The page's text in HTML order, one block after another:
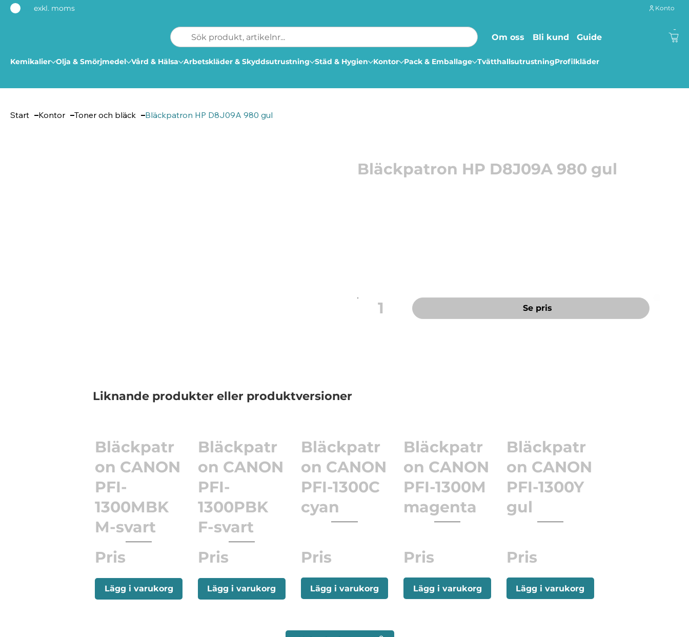
Konto
exkl. moms
Om oss Bli kund Guide
-
Kemikalier Olja & Smörjmedel Vård & Hälsa Arbetskläder & Skyddsutrustning Städ & Hygien Kontor Pack & Emballage TvätthallsutrustningProfilkläder
Start Kontor Toner och bläck Bläckpatron HP D8J09A 980 gul
Bläckpatron HP D8J09A 980 gul
1 Se pris
Liknande produkter eller produktversioner
Bläckpatr
on CANON
PFI-
1300MBK
M-svart
Pris
Lägg i varukorg
Bläckpatr
on CANON
PFI-
1300PBK
F-svart
Pris
Lägg i varukorg
Bläckpatr
on CANON
PFI-1300C
cyan
Pris
Lägg i varukorg
Bläckpatr
on CANON
PFI-1300M
magenta
Pris
Lägg i varukorg
Bläckpatr
on CANON
PFI-1300Y
gul
Pris
Lägg i varukorg